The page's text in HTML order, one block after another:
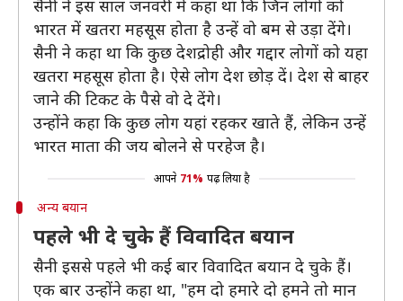
सैनी ने इस साल जनवरी मे कहा था कि जिन लोगों को
भारत में खतरा महसूस होता है उन्हें वो बम से उड़ा देंगे।
सैनी ने कहा था कि कुछ देशद्रोही और गद्दार लोगों को यहा
खतरा महसूस होता है। ऐसे लोग देश छोड़ दें। देश से बाहर
जाने की टिकट के पैसे वो दे देंगे।
उन्होंने कहा कि कुछ लोग यहां रहकर खाते हैं, लेकिन उन्हें
भारत माता की जय बोलने से परहेज है।
आपने 71% पढ़ लिया है
अन्य बयान
पहले भी दे चुके हैं विवादित बयान
सैनी इससे पहले भी कई बार विवादित बयान दे चुके हैं।
एक बार उन्होंने कहा था, "हम दो हमारे दो हमने तो मान